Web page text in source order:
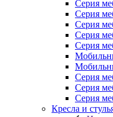
Серия
Серия
Серия
Серия
Серия
Серия
Серия
Серия
Кресла и